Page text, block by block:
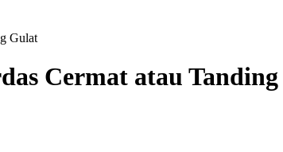
Gulat
Cermat atau